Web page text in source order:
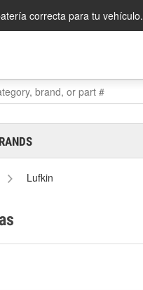
correcta para tu vehículo.
Lufkin